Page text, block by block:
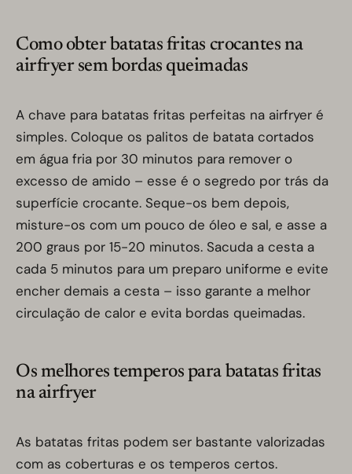
Como obter batatas fritas crocantes na
airfryer sem bordas queimadas
A chave para batatas fritas perfeitas na airfryer é
simples. Coloque os palitos de batata cortados
em água fria por 30 minutos para remover o
excesso de amido – esse é o segredo por trás da
superfície crocante. Seque-os bem depois,
misture-os com um pouco de óleo e sal, e asse a
200 graus por 15-20 minutos. Sacuda a cesta a
cada 5 minutos para um preparo uniforme e evite
encher demais a cesta – isso garante a melhor
circulação de calor e evita bordas queimadas.
Os melhores temperos para batatas fritas
na airfryer
As batatas fritas podem ser bastante valorizadas
com as coberturas e os temperos certos.